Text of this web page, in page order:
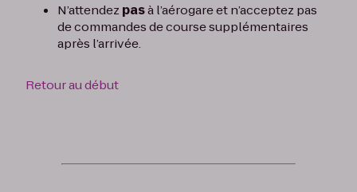
N’attendez pasà l’aérogare et n’acceptez pas
de commandes de course supplémentaires
après l’arrivée.
Retour au début